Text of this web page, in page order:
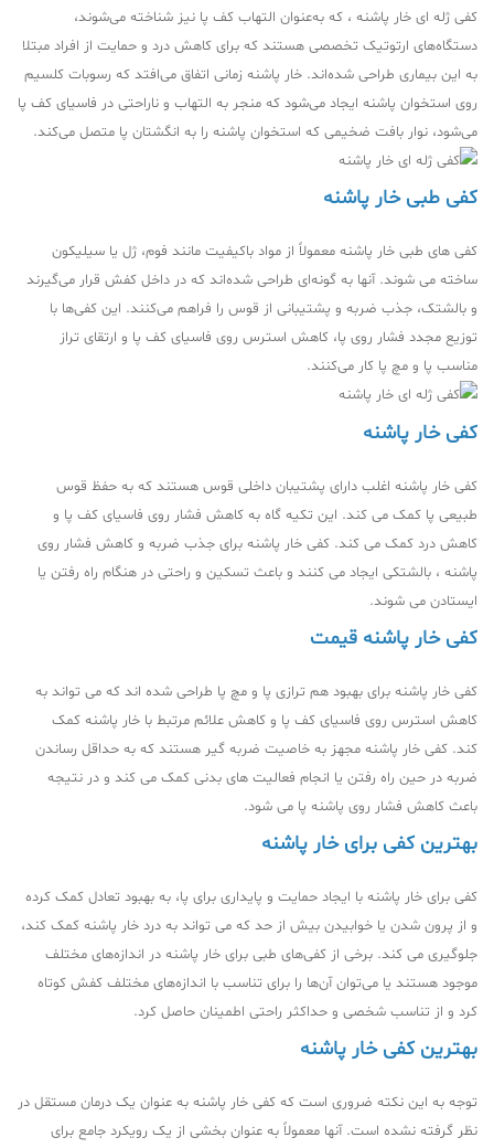
کفی ژله ای خار پاشنه ، که به‌عنوان التهاب کف پا نیز شناخته می‌شوند،
دستگاه‌های ارتوتیک تخصصی هستند که برای کاهش درد و حمایت از افراد مبتلا
به این بیماری طراحی شده‌اند. خار پاشنه زمانی اتفاق می‌افتد که رسوبات کلسیم
روی استخوان پاشنه ایجاد می‌شود که منجر به التهاب و ناراحتی در فاسیای کف پا
می‌شود، نوار بافت ضخیمی که استخوان پاشنه را به انگشتان پا متصل می‌کند.
کفی طبی خار پاشنه
کفی های طبی خار پاشنه معمولاً از مواد باکیفیت مانند فوم، ژل یا سیلیکون
ساخته می شوند. آنها به گونه‌ای طراحی شده‌اند که در داخل کفش قرار می‌گیرند
و بالشتک، جذب ضربه و پشتیبانی از قوس را فراهم می‌کنند. این کفی‌ها با
توزیع مجدد فشار روی پا، کاهش استرس روی فاسیای کف پا و ارتقای تراز
مناسب پا و مچ پا کار می‌کنند.
کفی خار پاشنه
کفی خار پاشنه اغلب دارای پشتیبان داخلی قوس هستند که به حفظ قوس
طبیعی پا کمک می کند. این تکیه گاه به کاهش فشار روی فاسیای کف پا و
کاهش درد کمک می کند. کفی خار پاشنه برای جذب ضربه و کاهش فشار روی
پاشنه ، بالشتکی ایجاد می کنند و باعث تسکین و راحتی در هنگام راه رفتن یا
ایستادن می شوند.
کفی خار پاشنه قیمت
کفی خار پاشنه برای بهبود هم ترازی پا و مچ پا طراحی شده اند که می تواند به
کاهش استرس روی فاسیای کف پا و کاهش علائم مرتبط با خار پاشنه کمک
کند. کفی خار پاشنه مجهز به خاصیت ضربه گیر هستند که به حداقل رساندن
ضربه در حین راه رفتن یا انجام فعالیت های بدنی کمک می کند و در نتیجه
باعث کاهش فشار روی پاشنه پا می شود.
بهترین کفی برای خار پاشنه
کفی برای خار پاشنه با ایجاد حمایت و پایداری برای پا، به بهبود تعادل کمک کرده
و از پرون شدن یا خوابیدن بیش از حد که می تواند به درد خار پاشنه کمک کند،
جلوگیری می کند. برخی از کفی‌های طبی برای خار پاشنه در اندازه‌های مختلف
موجود هستند یا می‌توان آن‌ها را برای تناسب با اندازه‌های مختلف کفش کوتاه
کرد و از تناسب شخصی و حداکثر راحتی اطمینان حاصل کرد.
بهترین کفی خار پاشنه
توجه به این نکته ضروری است که کفی خار پاشنه به عنوان یک درمان مستقل در
نظر گرفته نشده است. آنها معمولاً به عنوان بخشی از یک رویکرد جامع برای